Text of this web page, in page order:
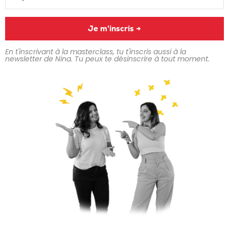
Je m'inscris →
En t'inscrivant à la masterclass, tu t'inscris aussi à la
newsletter de Nina. Tu peux te désinscrire à tout moment.